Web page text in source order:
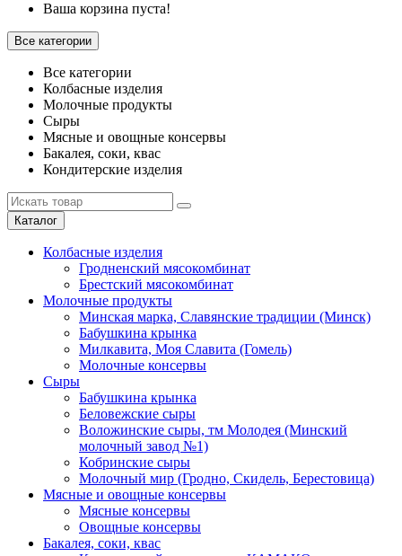
Ваша корзина пуста!
Все категории
Все категории
Колбасные изделия
Молочные продукты
Сыры
Мясные и овощные консервы
Бакалея, соки, квас
Кондитерские изделия
Каталог
Колбасные изделия
Гродненский мясокомбинат
Брестский мясокомбинат
Молочные продукты
Минская марка, Славянские традиции (Минск)
Бабушкина крынка
Милкавита, Моя Славита (Гомель)
Молочные консервы
Сыры
Бабушкина крынка
Беловежские сыры
Воложинские сыры, тм Молодея (Минский
молочный завод №1)
Кобринские сыры
Молочный мир (Гродно, Скидель, Берестовица)
Мясные и овощные консервы
Мясные консервы
Овощные консервы
Бакалея, соки, квас